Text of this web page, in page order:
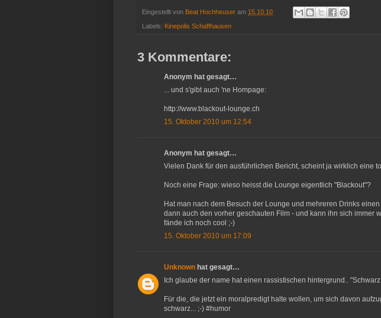
Eingestellt von Beat Hochheuser am 15.10.10
Labels: Kinepolis Schaffhausen
3 Kommentare:
Anonym hat gesagt…
... und s'gibt auch 'ne Hompage:
http://www.blackout-lounge.ch
15. Oktober 2010 um 12:54
Anonym hat gesagt…
Vielen Dank für den ausführlichen Bericht, scheint ja wirklich eine
Noch eine Frage: wieso heisst die Lounge eigentlich "Blackout"?
Hat man nach dem Besuch der Lounge und mehreren Drinks
dann auch den vorher geschauten Film - und kann ihn sich immer
fände ich noch cool ;-)
15. Oktober 2010 um 17:09
Unknown hat gesagt…
Ich glaube der name hat einen rassistischen hintergrund..
Für die, die jetzt ein moralpredigt halte wollen, um sich davon
schwarz... ;-) #humor